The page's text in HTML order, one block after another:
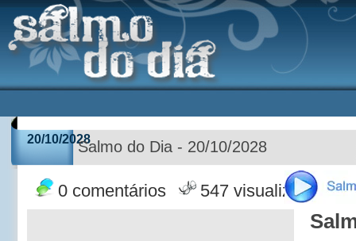
20/10/2028Salmo do Dia - 20/10/2028
0 comentários 547 visualizações